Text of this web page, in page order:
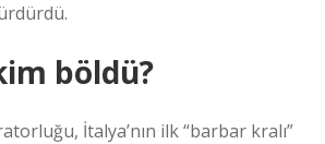
böldü?
İtalya’nın ilk “barbar kralı”